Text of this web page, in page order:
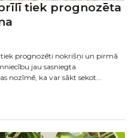
tiek prognozēta
tiek prognozēti nokrišņi un pirmā
jau sasniegta
nozīmē, ka var sākt sekot…